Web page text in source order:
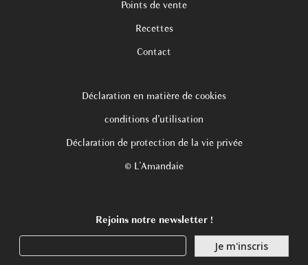
Points de vente
Recettes
Contact
Déclaration en matière de cookies
conditions d’utilisation
Déclaration de protection de la vie privée
© L'Amandaie
Rejoins notre newsletter !